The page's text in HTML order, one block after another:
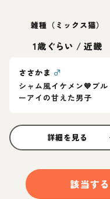
雑種（ミックス猫）
1歳ぐらい /近畿
ささかま ♂
シャム風イケメン💙ブル
ーアイの甘えた男子
詳細を見る
該当する